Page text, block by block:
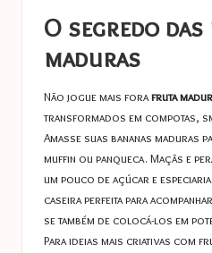
O segredo
maduras
Não jogue mais forafruta
transformados em compotas,
Amasse suas bananas maduras
muffin ou panqueca. Maçãs e
um pouco de açúcar e
caseira perfeita para
se também de colocá-los em
Para ideias mais criativas com